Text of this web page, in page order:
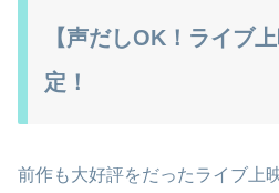
【声だしOK！ライブ
定！
前作も大好評をだったライブ上